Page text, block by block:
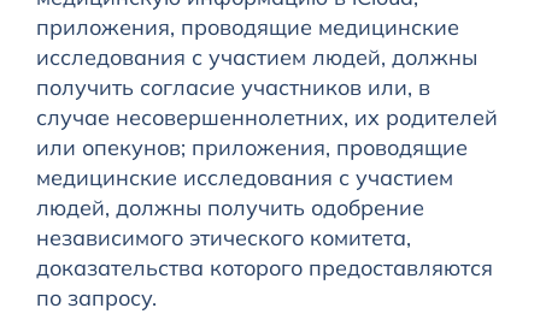
приложения, проводящие медицинские
исследования с участием людей, должны
получить согласие участников или, в
случае несовершеннолетних, их родителей
или опекунов; приложения, проводящие
медицинские исследования с участием
людей, должны получить одобрение
независимого этического комитета,
доказательства которого предоставляются
по запросу.